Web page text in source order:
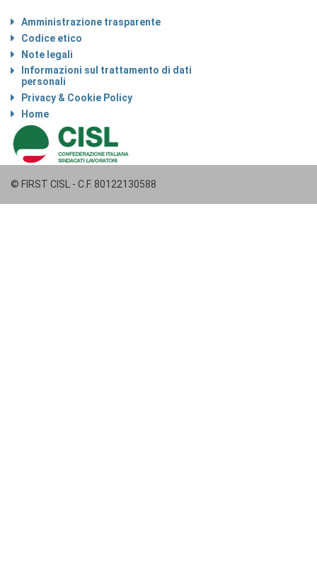
Amministrazione trasparente
Codice etico
Note legali
Informazioni sul trattamento di dati
personali
Privacy & Cookie Policy
Home
© FIRST CISL - C.F. 80122130588